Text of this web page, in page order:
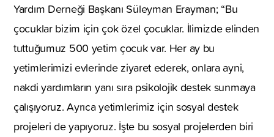
Yardım Derneği Başkanı Süleyman Erayman; “Bu
çocuklar bizim için çok özel çocuklar. İlimizde elinden
tuttuğumuz 500 yetim çocuk var. Her ay bu
yetimlerimizi evlerinde ziyaret ederek, onlara ayni,
nakdi yardımların yanı sıra psikolojik destek sunmaya
çalışıyoruz. Ayrıca yetimlerimiz için sosyal destek
projeleri de yapıyoruz. İşte bu sosyal projelerden biri